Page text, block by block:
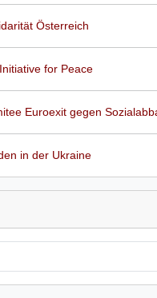
Österreich
for Peace
Euroexit gegen
in der Ukraine